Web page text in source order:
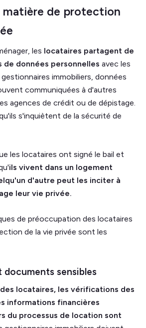
matière de protection
les locataires partagent de
de données personnelles avec les
immobiliers, données
communiquées à d'autres
agences de crédit ou de dépistage.
s'inquiètent de la sécurité de
les locataires ont signé le bail et
ils vivent dans un logement
d'autre peut les inciter à
leur vie privée.
de préoccupation des locataires
de la vie privée sont les
sensibles
locataires, les vérifications des
informations financières
du processus de location sont